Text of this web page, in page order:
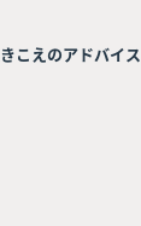
きこえのアドバイス